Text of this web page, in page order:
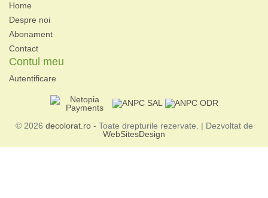
Home
Despre noi
Abonament
Contact
Contul meu
Autentificare
© 2026 decolorat.ro- Toate drepturile rezervate. | Dezvoltat de
WebSitesDesign